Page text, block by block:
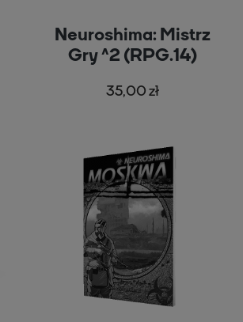
Neuroshima: Mistrz
Gry ^2 (RPG.14)
35,00 zł